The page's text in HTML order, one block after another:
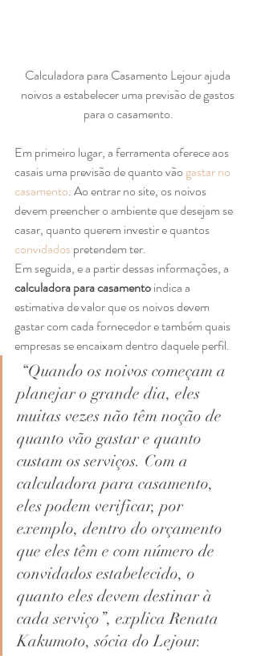
Calculadora para Casamento Lejour ajuda
noivos a estabelecer uma previsão de gastos
para o casamento.
Em primeiro lugar, a ferramenta oferece aos
casais uma previsão de quanto vão gastar no
casamento. Ao entrar no site, os noivos
devem preencher o ambiente que desejam se
casar, quanto querem investir e quantos
convidados pretendem ter.
Em seguida, e a partir dessas informações, a
calculadora para casamento indica a
estimativa de valor que os noivos devem
gastar com cada fornecedor e também quais
empresas se encaixam dentro daquele perfil.
planejar o grande dia, eles
muitas vezes não têm noção de
quanto vão gastar e quanto
custam os serviços. Com a
calculadora para casamento,
eles podem verificar, por
exemplo, dentro do orçamento
que eles têm e com número de
convidados estabelecido, o
quanto eles devem destinar à
cada serviço”, explica Renata
Kakumoto, sócia do Lejour.